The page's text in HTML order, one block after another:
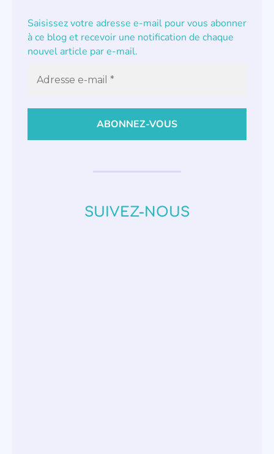
Saisissez votre adresse e-mail pour vous abonner
à ce blog et recevoir une notification de chaque
nouvel article par e-mail.
SUIVEZ-NOUS